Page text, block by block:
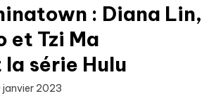
: Diana Lin,
et Tzi Ma
série Hulu
janvier 2023